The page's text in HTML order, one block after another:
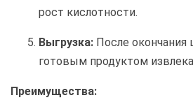
рост кислотности.
Выгрузка: После
готовым продуктом
Преимущества: